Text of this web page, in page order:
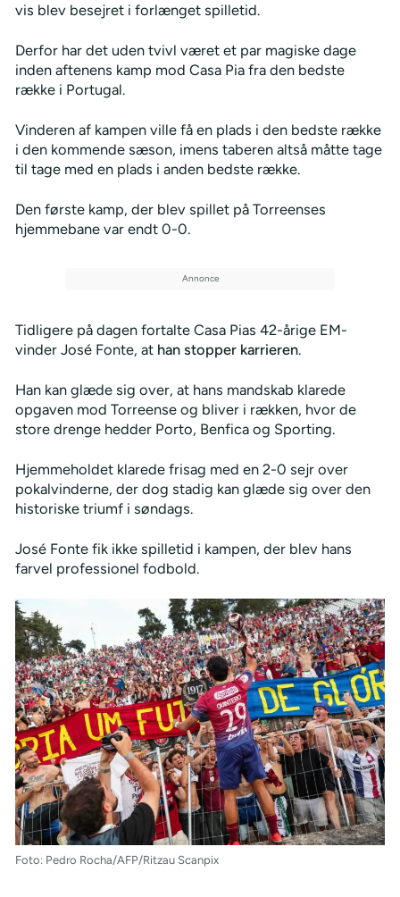
vis blev besejret i forlænget spilletid.
Derfor har det uden tvivl været et par magiske dage
inden aftenens kamp mod Casa Pia fra den bedste
række i Portugal.
Vinderen af kampen ville få en plads i den bedste række
i den kommende sæson, imens taberen altså måtte tage
til tage med en plads i anden bedste række.
Den første kamp, der blev spillet på Torreenses
hjemmebane var endt 0-0.
Tidligere på dagen fortalte Casa Pias 42-årige EM-
vinder José Fonte, at han stopper karrieren.
Han kan glæde sig over, at hans mandskab klarede
opgaven mod Torreense og bliver i rækken, hvor de
store drenge hedder Porto, Benfica og Sporting.
Hjemmeholdet klarede frisag med en 2-0 sejr over
pokalvinderne, der dog stadig kan glæde sig over den
historiske triumf i søndags.
José Fonte fik ikke spilletid i kampen, der blev hans
farvel professionel fodbold.
Foto: Pedro Rocha/AFP/Ritzau Scanpix